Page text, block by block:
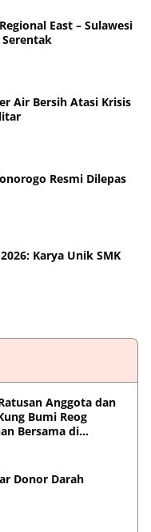
East – Sulawesi
Air Bersih Atasi Krisis
Resmi Dilepas
Karya Unik SMK
Anggota dan
Bumi Reog
Bersama di
Donor Darah